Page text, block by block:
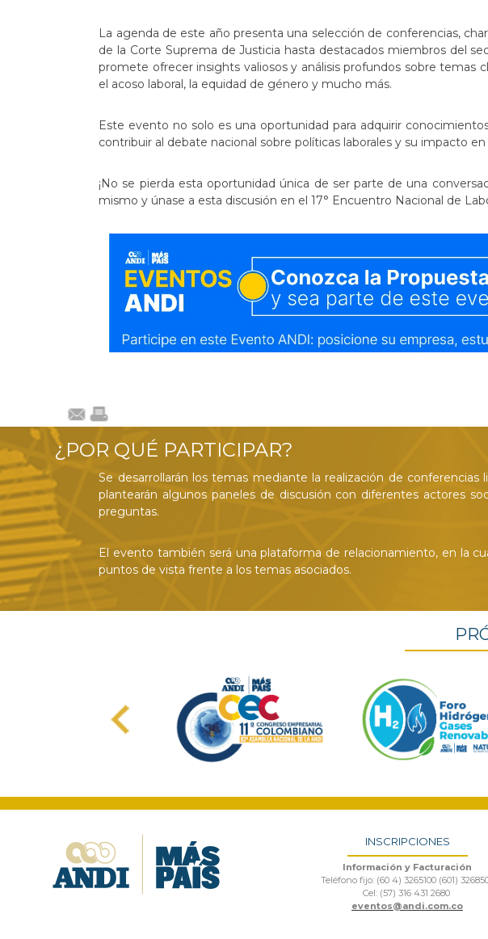
La agenda de este año presenta una selección de conferencias,
de la Corte Suprema de Justicia hasta destacados miembros del
promete ofrecer insights valiosos y análisis profundos sobre temas
el acoso laboral, la equidad de género y mucho más.
Este evento no solo es una oportunidad para adquirir
contribuir al debate nacional sobre políticas laborales y su impacto
¡No se pierda esta oportunidad única de ser parte de una
mismo y únase a esta discusión en el 17° Encuentro Nacional de
¿POR QUÉ PARTICIPAR?
Se desarrollarán los temas mediante la realización de
plantearán algunos paneles de discusión con diferentes actores
preguntas.
El evento también será una plataforma de relacionamiento, en la
puntos de vista frente a los temas asociados.
Previous
INSCRIPCIONES
Información y Facturación
Teléfono fijo: (60 4) 3265100 (601)
Cel: (57) 316 431 2680
eventos@andi.com.co